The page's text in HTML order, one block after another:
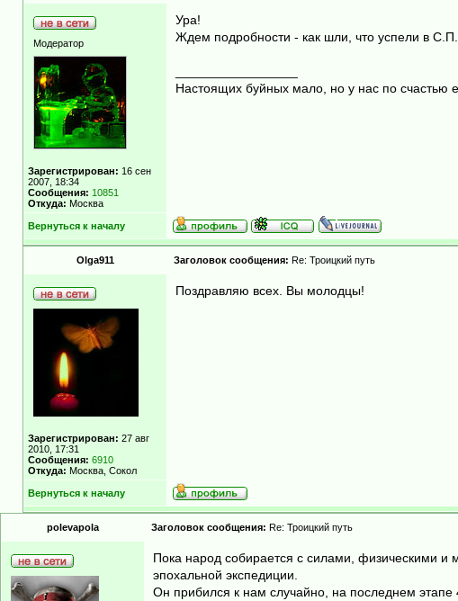
Модератор
Зарегистрирован: 16 сен
2007, 18:34
Сообщения: 10851
Откуда: Москва
Ура!
Ждем подробности - как шли, что успели в
Настоящих буйных мало, но у нас по счастью
Вернуться к началу
Olga911 Заголовок сообщения: Re: Троицкий путь
Зарегистрирован: 27 авг
2010, 17:31
Сообщения: 6910
Откуда: Москва, Сокол
Поздравляю всех. Вы молодцы!
Вернуться к началу
polevapola Заголовок сообщения: Re: Троицкий путь
Пока народ собирается с силами, физическими и
эпохальной экспедиции.
Он прибился к нам случайно, на последнем